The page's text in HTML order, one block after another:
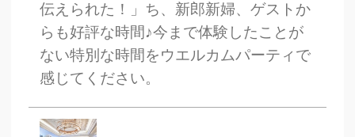
伝えられた！」ち、新郎新婦、ゲストか
らも好評な時間♪今まで体験したことが
ない特別な時間をウエルカムパーティで
感じてください。